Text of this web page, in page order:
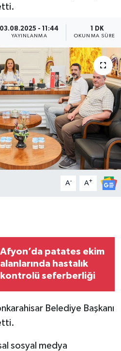
03.08.2025 - 11:44
YAYINLANMA
1 DK
OKUNMA SÜRESI
A- A+
Afyon’da patates ekim
alanlarında hastalık
kontrolü seferberliği
Belediye Başkanı
sosyal medya